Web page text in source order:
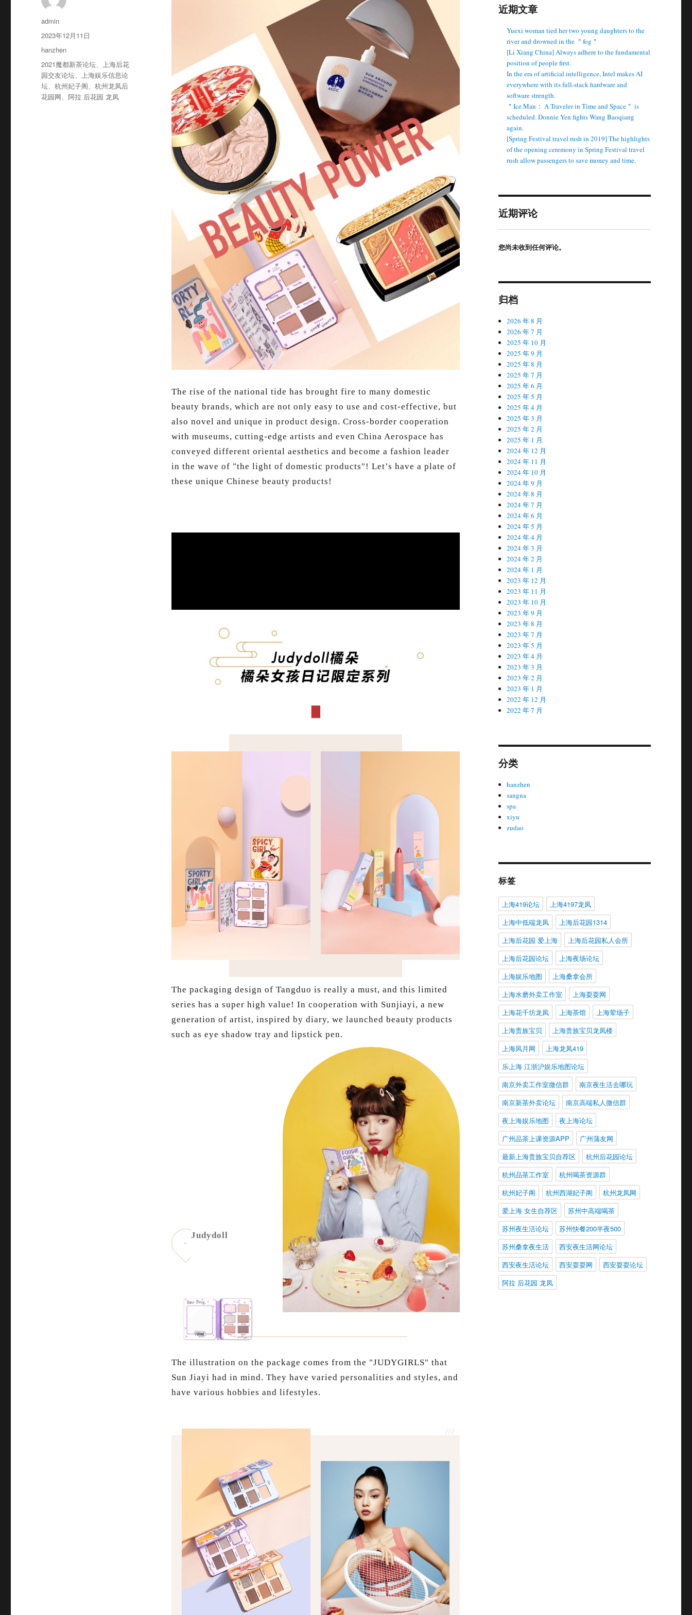
The rise of the national tide has brought fire to many domestic
beauty brands, which are not only easy to use and cost-effective, but
also novel and unique in product design. Cross-border cooperation
with museums, cutting-edge artists and even China Aerospace has
conveyed different oriental aesthetics and become a fashion leader
in the wave of "the light of domestic products"! Let’s have a plate of
these unique Chinese beauty products!
The packaging design of Tangduo is really a must, and this limited
series has a super high value! In cooperation with Sunjiayi, a new
generation of artist, inspired by diary, we launched beauty products
such as eye shadow tray and lipstick pen.
Judydoll
The illustration on the package comes from the "JUDYGIRLS" that
Sun Jiayi had in mind. They have varied personalities and styles, and
have various hobbies and lifestyles.
///
作
者
admin
发
布
2023年12月11日
分
类
hanzhen
标
签
2021魔都新茶论坛、上海后花
园交友论坛、上海娱乐信息论
坛、杭州妃子阁、杭州龙凤后
花园网、阿拉 后花园 龙凤
近期文章
Yuexi woman tied her two young daughters to the
river and drowned in the ＂fog＂
[Li Xiang China] Always adhere to the fundamental
position of people first.
In the era of artificial intelligence, Intel makes AI
everywhere with its full-stack hardware and
software strength.
＂Ice Man： A Traveler in Time and Space＂ is
scheduled. Donnie Yen fights Wang Baoqiang
again.
[Spring Festival travel rush in 2019] The highlights
of the opening ceremony in Spring Festival travel
rush allow passengers to save money and time.
近期评论
您尚未收到任何评论。
归档
2026 年 8 月
2026 年 7 月
2025 年 10 月
2025 年 9 月
2025 年 8 月
2025 年 7 月
2025 年 6 月
2025 年 5 月
2025 年 4 月
2025 年 3 月
2025 年 2 月
2025 年 1 月
2024 年 12 月
2024 年 11 月
2024 年 10 月
2024 年 9 月
2024 年 8 月
2024 年 7 月
2024 年 6 月
2024 年 5 月
2024 年 4 月
2024 年 3 月
2024 年 2 月
2024 年 1 月
2023 年 12 月
2023 年 11 月
2023 年 10 月
2023 年 9 月
2023 年 8 月
2023 年 7 月
2023 年 5 月
2023 年 4 月
2023 年 3 月
2023 年 2 月
2023 年 1 月
2022 年 12 月
2022 年 7 月
分类
hanzhen
sangna
spa
xiyu
zudao
标签
上海419论坛
上海4197龙凤
上海中低端龙凤
上海后花园1314
上海后花园 爱上海
上海后花园私人会所
上海后花园论坛
上海夜场论坛
上海娱乐地图
上海桑拿会所
上海水磨外卖工作室
上海耍耍网
上海花千坊龙凤
上海茶馆
上海荤场子
上海贵族宝贝
上海贵族宝贝龙凤楼
上海风月网
上海龙凤419
乐上海 江浙沪娱乐地图论坛
南京外卖工作室微信群
南京夜生活去哪玩
南京新茶外卖论坛
南京高端私人微信群
夜上海娱乐地图
夜上海论坛
广州品茶上课资源APP
广州蒲友网
最新上海贵族宝贝自荐区
杭州后花园论坛
杭州品茶工作室
杭州喝茶资源群
杭州妃子阁
杭州西湖妃子阁
杭州龙凤网
爱上海 女生自荐区
苏州中高端喝茶
苏州夜生活论坛
苏州快餐200半夜500
苏州桑拿夜生活
西安夜生活网论坛
西安夜生活论坛
西安耍耍网
西安耍耍论坛
阿拉 后花园 龙凤